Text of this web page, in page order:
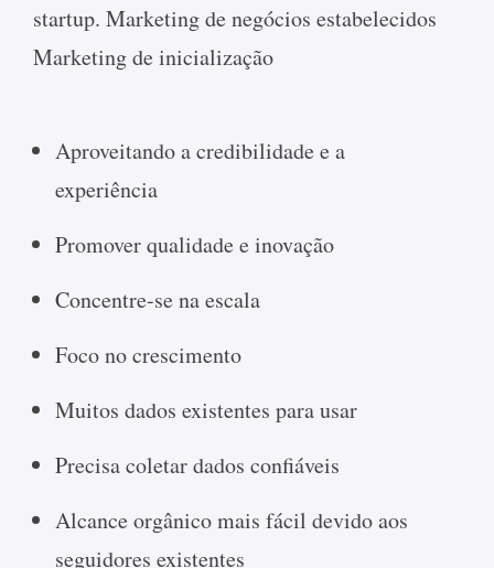
startup. Marketing de negócios estabelecidos
Marketing de inicialização
Aproveitando a credibilidade e a
experiência
Promover qualidade e inovação
Concentre-se na escala
Foco no crescimento
Muitos dados existentes para usar
Precisa coletar dados confiáveis
Alcance orgânico mais fácil devido aos
seguidores existentes